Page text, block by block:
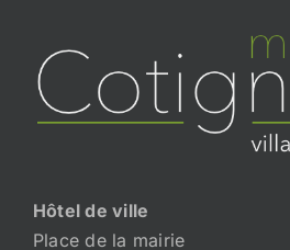
Hôtel de ville
Place de la mairie